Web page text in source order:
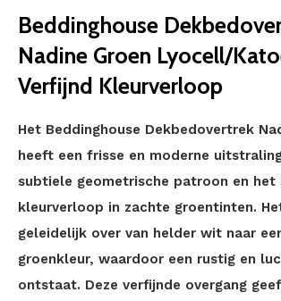
Beddinghouse
Nadine Groen Lyocell/
Verfijnd Kleurverloop
Het Beddinghouse Dekbedovertrek
heeft een frisse en moderne
subtiele geometrische patroon en
kleurverloop in zachte groentinten.
geleidelijk over van helder wit naar
groenkleur, waardoor een rustig en
ontstaat. Deze verfijnde overgang